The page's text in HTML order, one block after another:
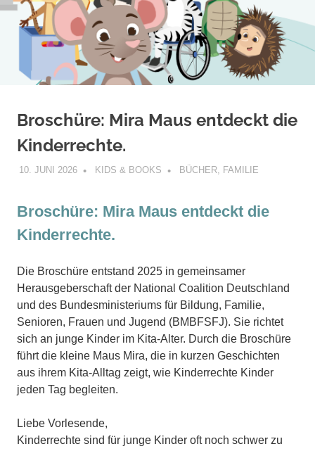
Broschüre: Mira Maus entdeckt die
Kinderrechte.
10. JUNI 2026 KIDS & BOOKS BÜCHER, FAMILIE
Broschüre: Mira Maus entdeckt die
Kinderrechte.
Die Broschüre entstand 2025 in gemeinsamer
Herausgeberschaft der National Coalition Deutschland
und des Bundesministeriums für Bildung, Familie,
Senioren, Frauen und Jugend (BMBFSFJ). Sie richtet
sich an junge Kinder im Kita-Alter. Durch die Broschüre
führt die kleine Maus Mira, die in kurzen Geschichten
aus ihrem Kita-Alltag zeigt, wie Kinderrechte Kinder
jeden Tag begleiten.
Liebe Vorlesende,
Kinderrechte sind für junge Kinder oft noch schwer zu